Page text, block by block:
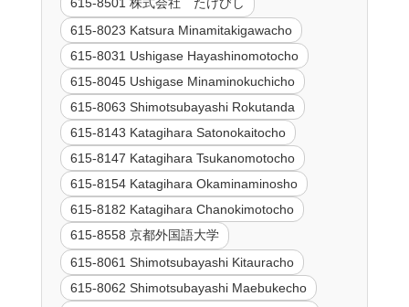
615-8023 Katsura Minamitakigawacho
615-8031 Ushigase Hayashinomotocho
615-8045 Ushigase Minaminokuchicho
615-8063 Shimotsubayashi Rokutanda
615-8143 Katagihara Satonokaitocho
615-8147 Katagihara Tsukanomotocho
615-8154 Katagihara Okaminaminosho
615-8182 Katagihara Chanokimotocho
615-8558 京都外国語大学
615-8061 Shimotsubayashi Kitauracho
615-8062 Shimotsubayashi Maebukecho